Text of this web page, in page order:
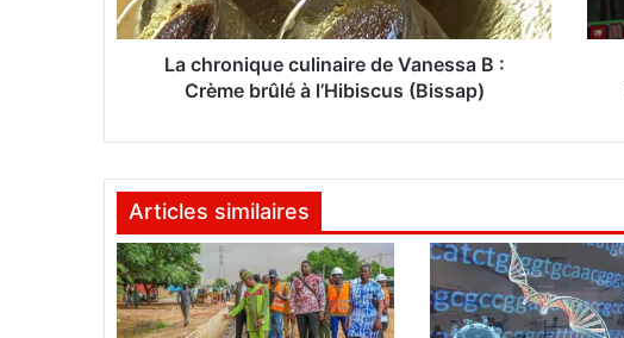
i
q
a
i
r
e
La chronique culinaire de Vanessa B :
Crème brûlé à l’Hibiscus (Bissap)
:
à
r
o
Articles similaires